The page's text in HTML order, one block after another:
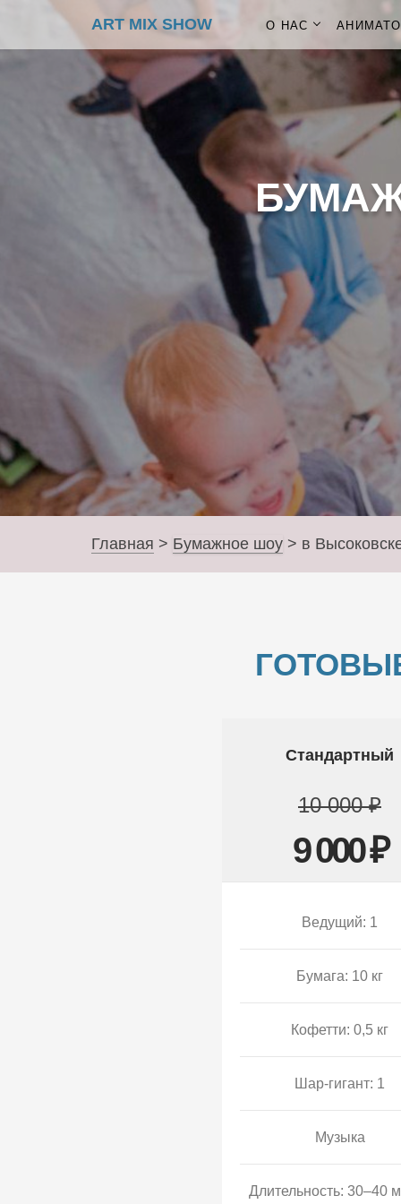
ART MIX SHOW О НАС
Главная > Бумажное шоу > в
Стандартный
10 000 ₽
9 000 ₽
Ведущий: 1
Бумага: 10 кг
Кофетти: 0,5 кг
Шар-гигант: 1
Музыка
Длительность: 30–40